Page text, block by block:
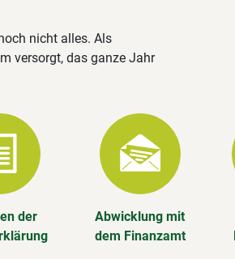
nicht alles. Als
versorgt, das ganze Jahr
der
Abwicklung mit
dem Finanzamt